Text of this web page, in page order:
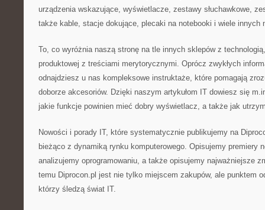
urządzenia wskazujące, wyświetlacze, zestawy słuchawkowe,
także kable, stacje dokujące, plecaki na notebooki i wiele innych
To, co wyróżnia naszą stronę na tle innych sklepów z
produktowej z treściami merytorycznymi. Oprócz zwykłych
odnajdziesz u nas kompleksowe instruktaże, które pomagają
doborze akcesoriów. Dzięki naszym artykułom IT dowiesz się
jakie funkcje powinien mieć dobry wyświetlacz, a także jak
Nowości i porady IT, które systematycznie publikujemy na
bieżąco z dynamiką rynku komputerowego. Opisujemy premiery
analizujemy oprogramowaniu, a także opisujemy najważniejsze
temu Diprocon.pl jest nie tylko miejscem zakupów, ale punktem
którzy śledzą świat IT.